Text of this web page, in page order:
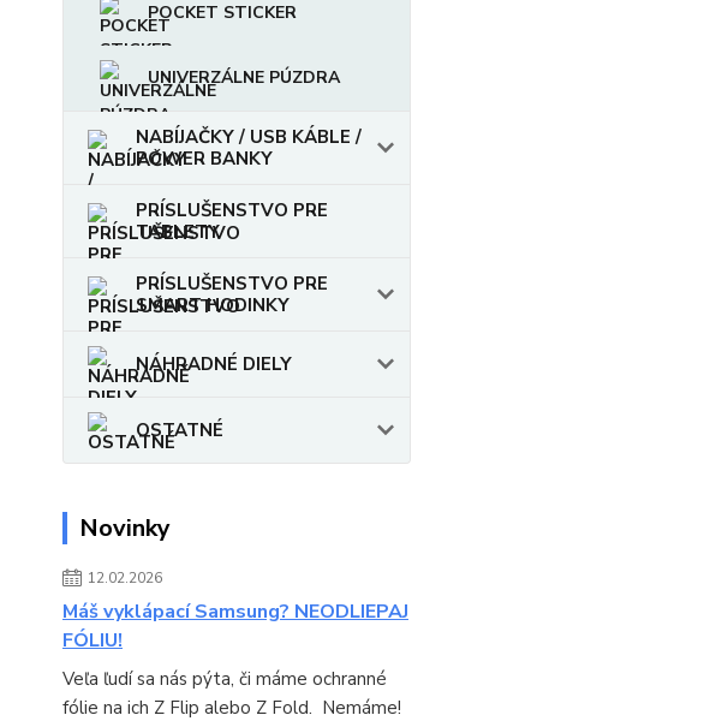
POCKET STICKER
UNIVERZÁLNE PÚZDRA
NABÍJAČKY / USB KÁBLE /
POWER BANKY
PRÍSLUŠENSTVO PRE
TABLETY
PRÍSLUŠENSTVO PRE
SMART HODINKY
NÁHRADNÉ DIELY
OSTATNÉ
Novinky
12.02.2026
Máš vyklápací Samsung? NEODLIEPAJ
FÓLIU!
Veľa ľudí sa nás pýta, či máme ochranné
fólie na ich Z Flip alebo Z Fold. Nemáme!